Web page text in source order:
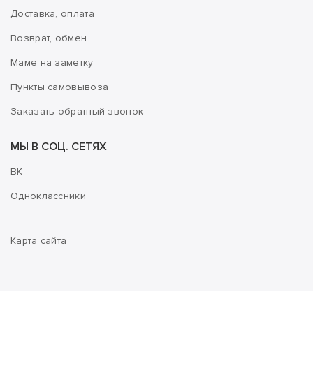
Доставка, оплата
Возврат, обмен
Маме на заметку
Пункты самовывоза
Заказать обратный звонок
МЫ В СОЦ. СЕТЯХ
ВК
Одноклассники
Карта сайта